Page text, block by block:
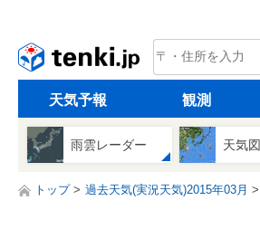
tenki.jp
天気予報 観測
雨雲レーダー 天気図
トップ 過去天気(実況天気)2015年03月